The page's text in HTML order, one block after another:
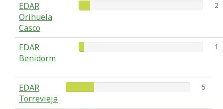
EDAR
Orihuela
Casco
2
EDAR
Benidorm
1
EDAR
Torrevieja
5